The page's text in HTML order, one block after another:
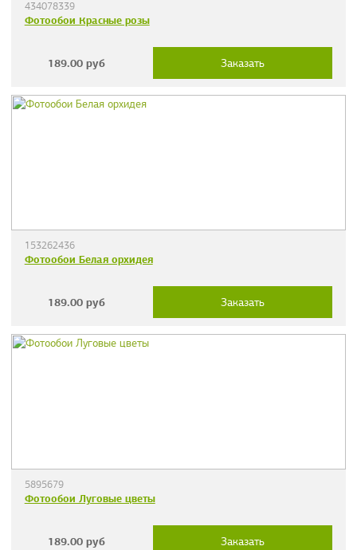
434078339
Фотообои Красные розы
189.00 руб Заказать
153262436
Фотообои Белая орхидея
189.00 руб Заказать
5895679
Фотообои Луговые цветы
189.00 руб Заказать